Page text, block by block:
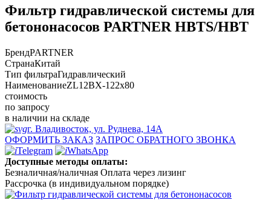
Фильтр гидравлической системы для
бетононасосов PARTNER HBTS/HBT
БрендPARTNER
СтранаКитай
Тип фильтраГидравлический
НаименованиеZL12BX-122x80
стоимость
по запросу
в наличии на складе
г. Владивосток, ул. Руднева, 14А
ОФОРМИТЬ ЗАКАЗ ЗАПРОС ОБРАТНОГО ЗВОНКА
Telegram
WhatsApp
Доступные методы оплаты:
Безналичная/наличная Оплата через лизинг
Рассрочка (в индивидуальном порядке)